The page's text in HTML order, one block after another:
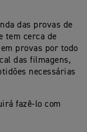
das provas de
tem cerca de
provas por todo
das filmagens,
necessárias
fazê-lo com